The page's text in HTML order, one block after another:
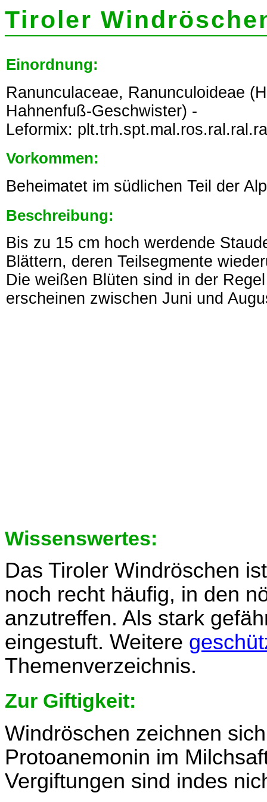
Tiroler
Einordnung:
Ranunculaceae, Ranunculoideae
Hahnenfuß-Geschwister) -
Leformix:
Vorkommen:
Beheimatet im südlichen Teil der
Beschreibung:
Bis zu 15 cm hoch werdende
Blättern, deren Teilsegmente
Die weißen Blüten sind in der
erscheinen zwischen Juni und
Wissenswertes:
Das Tiroler Windröschen
noch recht häufig, in den
anzutreffen. Als stark
eingestuft. Weitere
Themenverzeichnis.
Zur Giftigkeit:
Windröschen zeichnen
Protoanemonin im
Vergiftungen sind indes